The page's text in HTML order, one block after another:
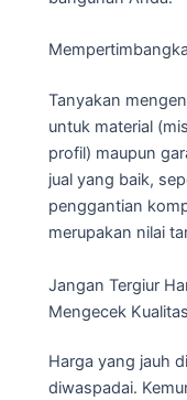
Tanyakan
untuk material
profil) maupun
jual yang baik,
penggantian
merupakan nilai
Jangan Tergiur
Mengecek Kualitas
Harga yang jauh
diwaspadai.